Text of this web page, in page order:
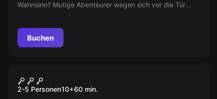
Wahnsinn? Mutige Abenteurer wagen sich vor die Tür
Klingel ertönt und die Tür langsam aufgeht. Was verbirgt
sich hinter den Mauern der Villa?
Buchen
Die zauberhafte Winkelgasse
2-5 Personen10+60 min.